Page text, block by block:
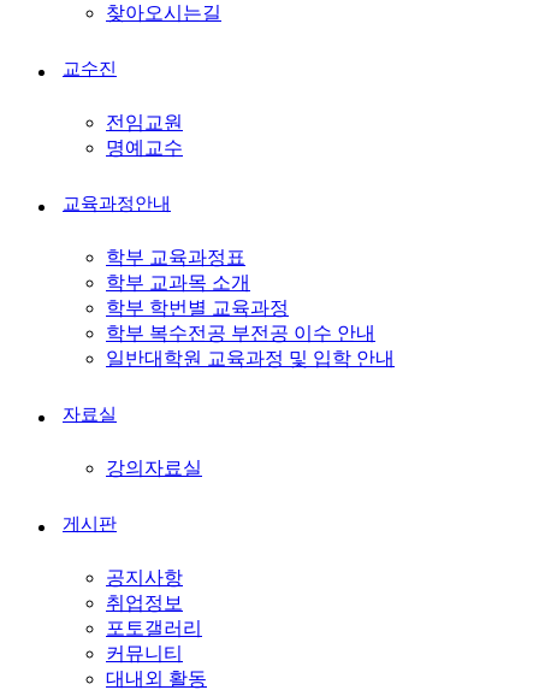
찾아오시는길
교수진
전임교원
명예교수
교육과정안내
학부 교육과정표
학부 교과목 소개
학부 학번별 교육과정
학부 복수전공 부전공 이수 안내
일반대학원 교육과정 및 입학 안내
자료실
강의자료실
게시판
공지사항
취업정보
포토갤러리
커뮤니티
대내외 활동